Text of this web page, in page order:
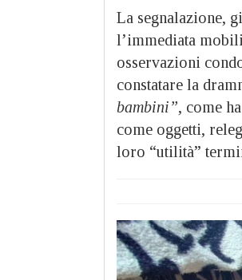
La segnalazione,
l’immediata
osservazioni
constatare la
bambini”, come
come oggetti,
loro “utilità”